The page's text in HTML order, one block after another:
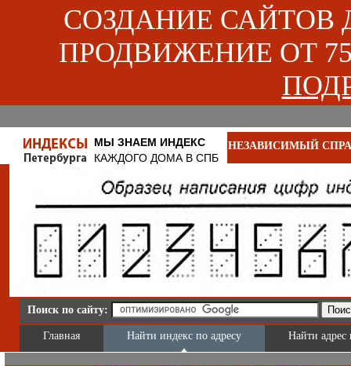
СОЗДАНИЕ САЙТОВ
ПРОДВИЖЕНИЕ ОТ
МЫ ЗНАЕМ ИНДЕКС
КАЖДОГО ДОМА В СПБ
НЕЗАВИСИМЫЙ
Поиск по сайту:
Главная Найти индекс по адресу Найти адрес